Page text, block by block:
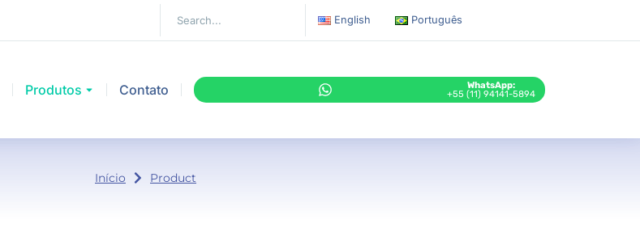
English Português
Produtos Contato
WhatsApp:
+55 (11) 94141-5894
Você está aqui:
Início Product